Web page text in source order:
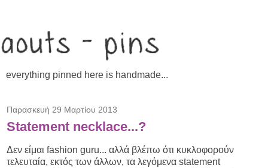
everything pinned here is handmade...
Παρασκευή 29 Μαρτίου 2013
Statement necklace...?
Δεν είμαι fashion guru... αλλά βλέπω ότι κυκλοφορούν
τελευταία, εκτός των άλλων, τα λεγόμενα statement